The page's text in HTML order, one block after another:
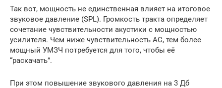
Так вот, мощность не единственная влияет на итоговое
звуковое давление (SPL). Громкость тракта определяет
сочетание чувствительности акустики с мощностью
усилителя. Чем ниже чувствительность АС, тем более
мощный УМЗЧ потребуется для того, чтобы её
“раскачать”.
При этом повышение звукового давления на 3 Дб